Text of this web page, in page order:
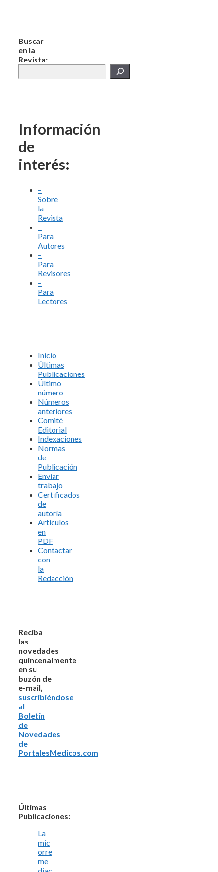
Buscar
en la
Revista:
Información
de
interés:
–
Sobre
la
Revista
–
Para
Autores
–
Para
Revisores
–
Para
Lectores
Inicio
Últimas
Publicaciones
Último
número
Números
anteriores
Comité
Editorial
Indexaciones
Normas
de
Publicación
Enviar
trabajo
Certificados
de
autoría
Artículos
en
PDF
Contactar
con
la
Redacción
Reciba
las
novedades
quincenalmente
en su
buzón de
e-mail,
suscribiéndose
al
Boletín
de
Novedades
de
PortalesMedicos.com
Últimas
Publicaciones:
La
mic
orre
me